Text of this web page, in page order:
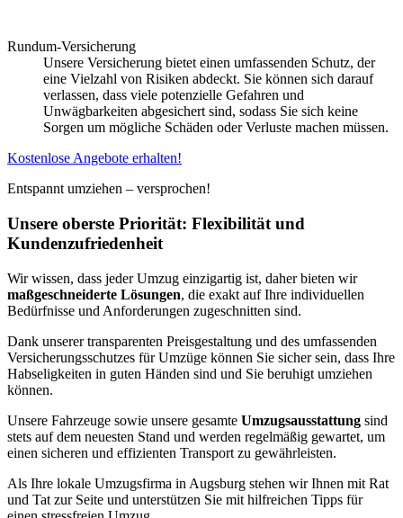
Rundum-Versicherung
Unsere Versicherung bietet einen umfassenden Schutz, der
eine Vielzahl von Risiken abdeckt. Sie können sich darauf
verlassen, dass viele potenzielle Gefahren und
Unwägbarkeiten abgesichert sind, sodass Sie sich keine
Sorgen um mögliche Schäden oder Verluste machen müssen.
Kostenlose Angebote erhalten!
Entspannt umziehen – versprochen!
Unsere oberste Priorität: Flexibilität und
Kundenzufriedenheit
Wir wissen, dass jeder Umzug einzigartig ist, daher bieten wir
maßgeschneiderte Lösungen, die exakt auf Ihre individuellen
Bedürfnisse und Anforderungen zugeschnitten sind.
Dank unserer transparenten Preisgestaltung und des umfassenden
Versicherungsschutzes für Umzüge können Sie sicher sein, dass Ihre
Habseligkeiten in guten Händen sind und Sie beruhigt umziehen
können.
Unsere Fahrzeuge sowie unsere gesamte Umzugsausstattung sind
stets auf dem neuesten Stand und werden regelmäßig gewartet, um
einen sicheren und effizienten Transport zu gewährleisten.
Als Ihre lokale Umzugsfirma in Augsburg stehen wir Ihnen mit Rat
und Tat zur Seite und unterstützen Sie mit hilfreichen Tipps für